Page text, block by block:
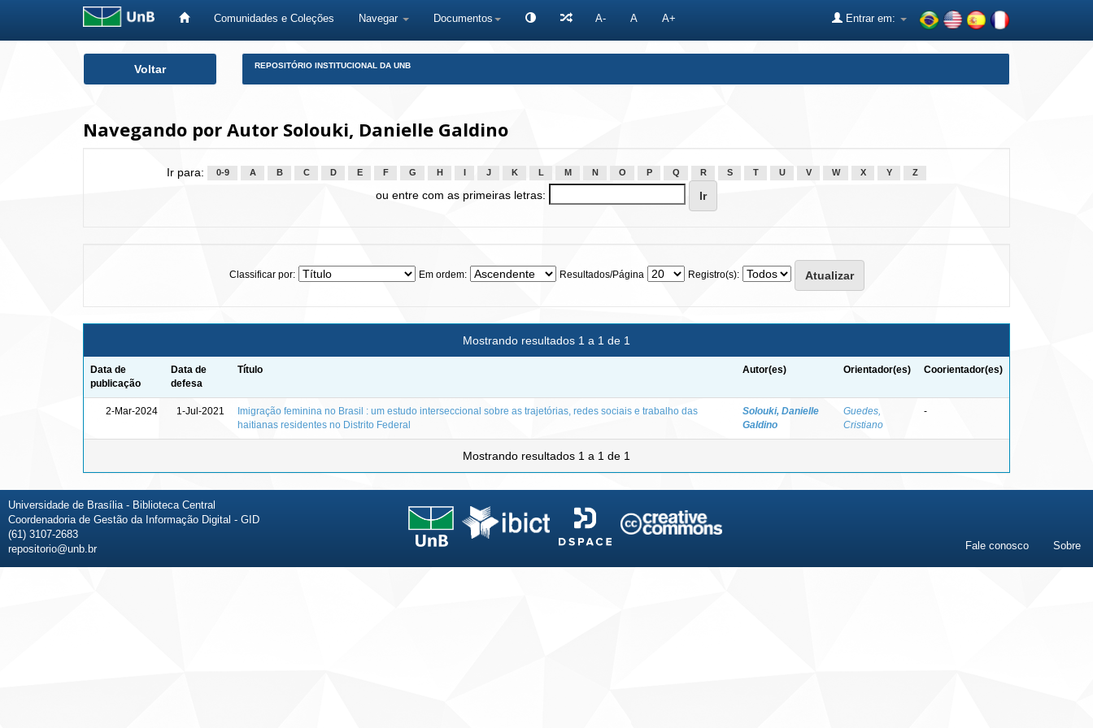
Comunidades e Coleções Navegar Documentos A- A A+ Entrar em:
Voltar REPOSITÓRIO INSTITUCIONAL DA UNB
Navegando por Autor Solouki, Danielle Galdino
Ir para: 0-9 A B C D E F G H J K L M N O P Q R S T U V W X Y Z
ou entre com as primeiras letras:
Classificar por: Em ordem: Resultados/Página Registro(s):
Mostrando resultados 1 a 1 de 1
Data de
publicação
Data de
defesa
Título Autor(es) Orientador(es) Coorientador(es)
2-Mar-2024 1-Jul-2021
Imigração feminina no Brasil : um estudo interseccional sobre as trajetórias, redes sociais e trabalho das
haitianas residentes no Distrito Federal
Solouki, Danielle
Galdino
Guedes,
Cristiano
-
Mostrando resultados 1 a 1 de 1
Universidade de Brasília - Biblioteca Central
Coordenadoria de Gestão da Informação Digital - GID
(61) 3107-2683
repositorio@unb.br
Fale conosco Sobre